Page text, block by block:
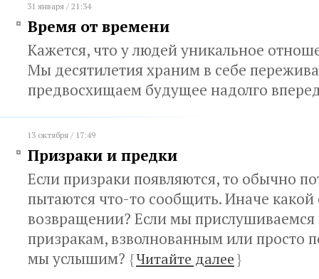
31 января / 21:34
Время от времени
Кажется, что у людей уникальное
Мы десятилетия храним в себе
предвосхищаем будущее надолго
13 октября / 17:49
Призраки и предки
Если призраки появляются, то обычно
пытаются что-то сообщить. Иначе какой
возвращении? Если мы прислушиваемся
призракам, взволнованным или просто
мы услышим? {Читайте далее}